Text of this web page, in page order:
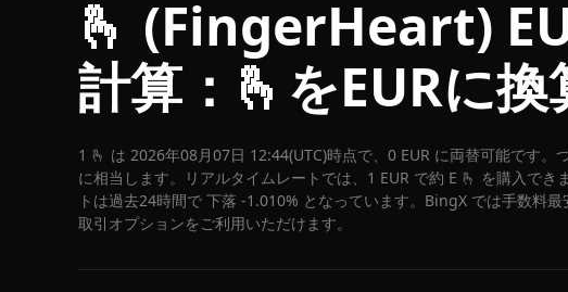
🫰 (FingerHeart)
計算：🫰をEURに換
1 🫰 は 2026年08月07日 12:44(UTC)時点で、0 EUR に両替可能です。
に相当します。リアルタイムレートでは、1 EUR で約 E 🫰 を購入でき
トは過去24時間で 下落 -1.010% となっています。BingX では手数料
取引オプションをご利用いただけます。